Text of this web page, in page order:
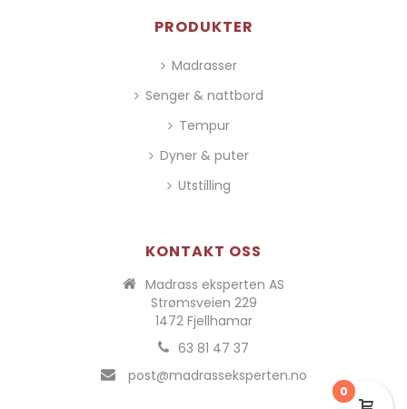
PRODUKTER
Madrasser
Senger & nattbord
Tempur
Dyner & puter
Utstilling
KONTAKT OSS
Madrass eksperten AS
Strømsveien 229
1472 Fjellhamar
63 81 47 37
post@madrasseksperten.no
0